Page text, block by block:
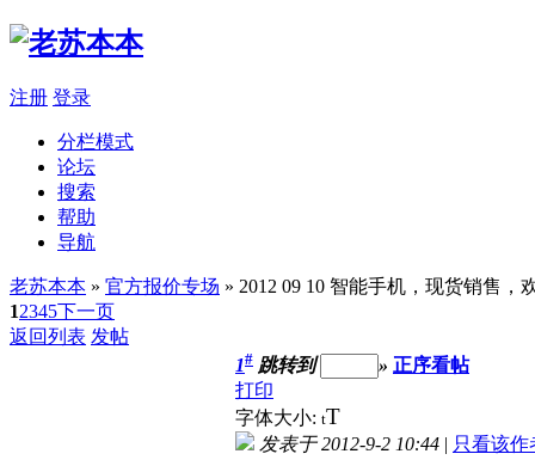
注册 登录
分栏模式
论坛
搜索
帮助
导航
老苏本本 » 官方报价专场 » 2012 09 10 智能手机，现货销售，
12345下一页
返回列表 发帖
1# 跳转到 » 正序看帖
打印
字体大小: tT
发表于 2012-9-2 10:44 | 只看该作